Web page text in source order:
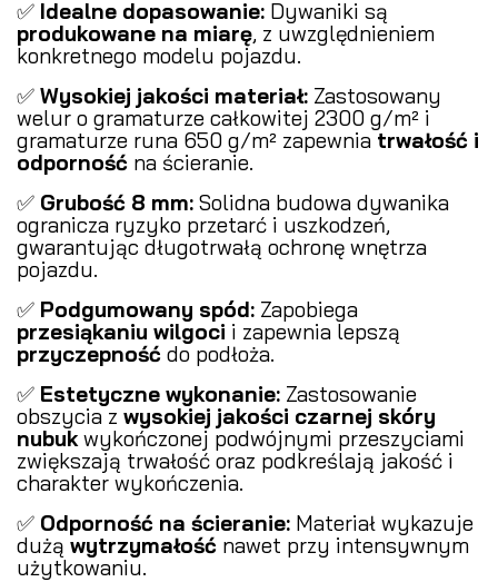
✅ Idealne dopasowanie: Dywaniki są
produkowane na miarę, z uwzględnieniem
konkretnego modelu pojazdu.
✅ Wysokiej jakości materiał: Zastosowany
welur o gramaturze całkowitej 2300 g/m² i
gramaturze runa 650 g/m² zapewnia trwałość i
odporność na ścieranie.
✅ Grubość 8 mm: Solidna budowa dywanika
ogranicza ryzyko przetarć i uszkodzeń,
gwarantując długotrwałą ochronę wnętrza
pojazdu.
✅ Podgumowany spód: Zapobiega
przesiąkaniu wilgoci i zapewnia lepszą
przyczepność do podłoża.
✅ Estetyczne wykonanie: Zastosowanie
obszycia z wysokiej jakości czarnej skóry
nubukwykończonej podwójnymi przeszyciami
zwiększają trwałość oraz podkreślają jakość i
charakter wykończenia.
✅ Odporność na ścieranie: Materiał wykazuje
dużą wytrzymałość nawet przy intensywnym
użytkowaniu.